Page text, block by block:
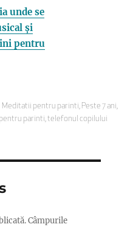
unde se
și
pentru
Categorii
Meditatii pentru parinti, Peste 7 ani,
parinti,telefonul copilului
Câmpurile